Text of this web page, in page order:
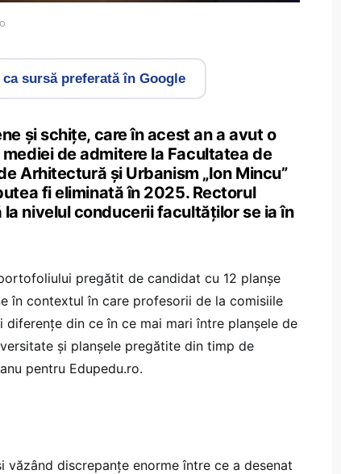
ca sursă preferată în Google
și schițe, care în acest an a avut o
de admitere la Facultatea de
Arhitectură și Urbanism „Ion Mincu”
fi eliminată în 2025. Rectorul
nivelul conducerii facultăților se ia în
pregătit de candidat cu 12 planșe
în contextul în care profesorii de la comisiile
din ce în ce mai mari între planșele de
și planșele pregătite din timp de
pentru Edupedu.ro.
văzând discrepanțe enorme între ce a desenat